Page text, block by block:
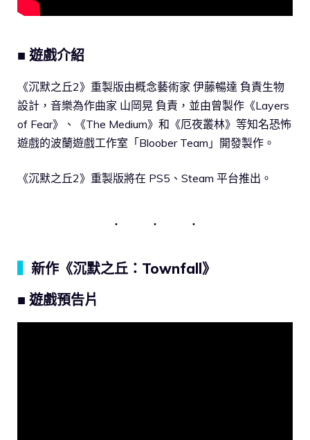
■ 遊戲介紹
《沉默之丘2》重製版由概念藝術家 伊藤暢達 負責生物
設計，音樂為作曲家 山岡晃 負責，並由曾製作《Layers
of Fear》、《The Medium》和《厄夜叢林》等知名恐怖
遊戲的波蘭遊戲工作室「Bloober Team」開發製作。
《沉默之丘2》重製版將在 PS5、Steam 平台推出。
新作《沉默之丘：Townfall》
■ 遊戲預告片